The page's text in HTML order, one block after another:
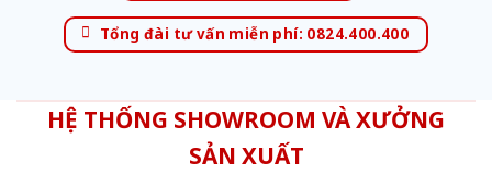
Tổng đài tư vấn miễn phí: 0824.400.400
HỆ THỐNG SHOWROOM VÀ XƯỞNG
SẢN XUẤT